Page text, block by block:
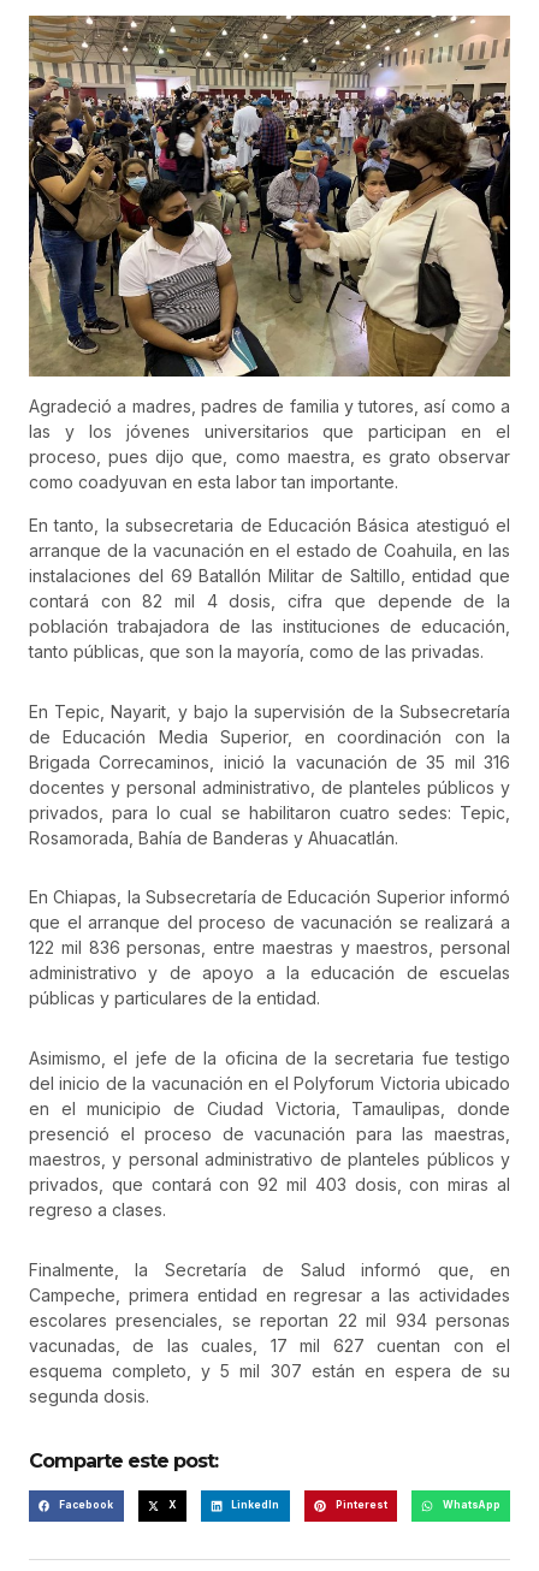
Agradeció a madres, padres de familia y tutores, así como a
las y los jóvenes universitarios que participan en el
proceso, pues dijo que, como maestra, es grato observar
como coadyuvan en esta labor tan importante.
En tanto, la subsecretaria de Educación Básica atestiguó el
arranque de la vacunación en el estado de Coahuila, en las
instalaciones del 69 Batallón Militar de Saltillo, entidad que
contará con 82 mil 4 dosis, cifra que depende de la
población trabajadora de las instituciones de educación,
tanto públicas, que son la mayoría, como de las privadas.
En Tepic, Nayarit, y bajo la supervisión de la Subsecretaría
de Educación Media Superior, en coordinación con la
Brigada Correcaminos, inició la vacunación de 35 mil 316
docentes y personal administrativo, de planteles públicos y
privados, para lo cual se habilitaron cuatro sedes: Tepic,
Rosamorada, Bahía de Banderas y Ahuacatlán.
En Chiapas, la Subsecretaría de Educación Superior informó
que el arranque del proceso de vacunación se realizará a
122 mil 836 personas, entre maestras y maestros, personal
administrativo y de apoyo a la educación de escuelas
públicas y particulares de la entidad.
Asimismo, el jefe de la oficina de la secretaria fue testigo
del inicio de la vacunación en el Polyforum Victoria ubicado
en el municipio de Ciudad Victoria, Tamaulipas, donde
presenció el proceso de vacunación para las maestras,
maestros, y personal administrativo de planteles públicos y
privados, que contará con 92 mil 403 dosis, con miras al
regreso a clases.
Finalmente, la Secretaría de Salud informó que, en
Campeche, primera entidad en regresar a las actividades
escolares presenciales, se reportan 22 mil 934 personas
vacunadas, de las cuales, 17 mil 627 cuentan con el
esquema completo, y 5 mil 307 están en espera de su
segunda dosis.
Comparte este post:
Facebook X LinkedIn Pinterest WhatsApp